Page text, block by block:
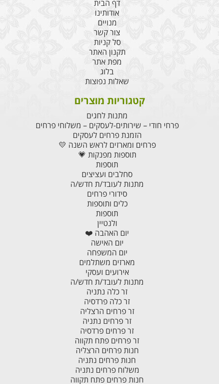
דף הבית
אודותינו
מנויים
צור קשר
סל קניות
תקנון האתר
מפת אתר
בלוג
שאלות נפוצות
קטגוריות מוצרים
מתנות לחגים
פרחי חודי – שירותים-לעסקים – משלוחי פרחים
הזמנת פרחים לעסקים
פרחים ומארזים לראש השנה 💛
תוספות מפנקות 💗
תוספות
סחלבים ועציצים
מתנות לעובד/ת חדש/ה
סידורי פרחים
כלים ותוספות
תוספות
ולנטיין
יום האהבה ❤️
יום האישה
יום המשפחה
מארזים משתלמים
אירועים ועסקי
מתנות לעובד/ת חדש/ה
זר כלה נתניה
זר כלה פרדסיה
זר פרחים הרצליה
זר פרחים נתניה
זר פרחים פרדסיה
זר פרחים פתח תקווה
חנות פרחים הרצליה
חנות פרחים נתניה
משלוח פרחים נתניה
חנות פרחים פתח תקווה